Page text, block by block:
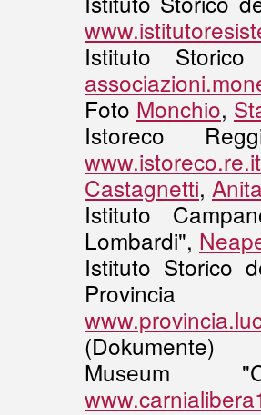
Istituto
Foto Monchio,
Istoreco
Castagnetti,
Istituto
Lombardi",
Istituto Storico
(Dokumente)
Museum